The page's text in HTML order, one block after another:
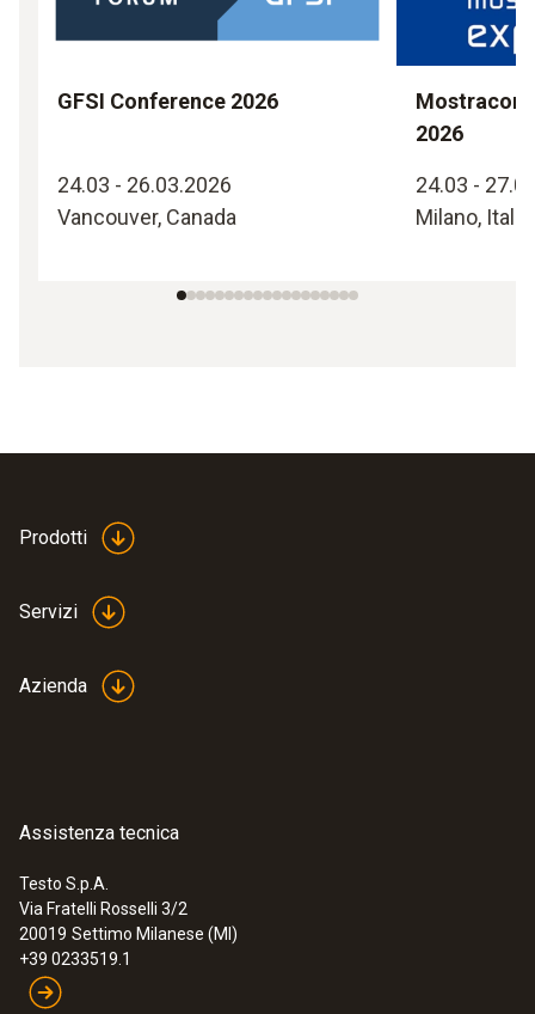
GFSI Conference 2026
24.03 - 26.03.2026
Vancouver, Canada
2026
24.03 -
Milano, Italia
Prodotti
Servizi
Azienda
Assistenza tecnica
Testo S.p.A.
Via Fratelli Rosselli 3/2
20019 Settimo Milanese (MI)
+39 0233519.1